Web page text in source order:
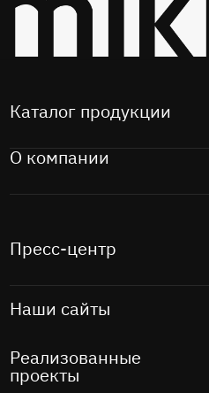
Каталог продукции
О компании
Пресс-центр
Наши сайты
Реализованные
проекты